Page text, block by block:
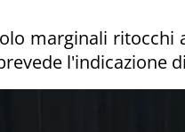
marginali ritocchi
l'indicazione